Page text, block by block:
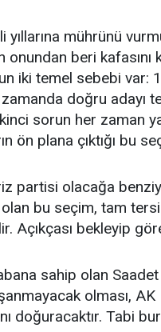
yıllarına mührünü
onundan beri
iki temel sebebi var:
doğru adayı
sorun her zaman
ön plana çıktığı bu
partisi olacağa
bu seçim, tam
Açıkçası bekleyip
tabana sahip olan
olması, AK
doğuracaktır. Tabi